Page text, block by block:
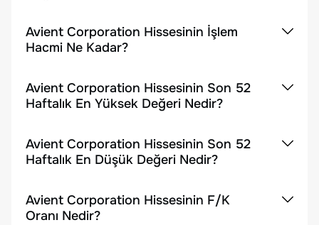
Avient Corporation Hissesinin İşlem
Hacmi Ne Kadar?
Avient Corporation Hissesinin Son 52
Haftalık En Yüksek Değeri Nedir?
Avient Corporation Hissesinin Son 52
Haftalık En Düşük Değeri Nedir?
Avient Corporation Hissesinin F/K
Oranı Nedir?